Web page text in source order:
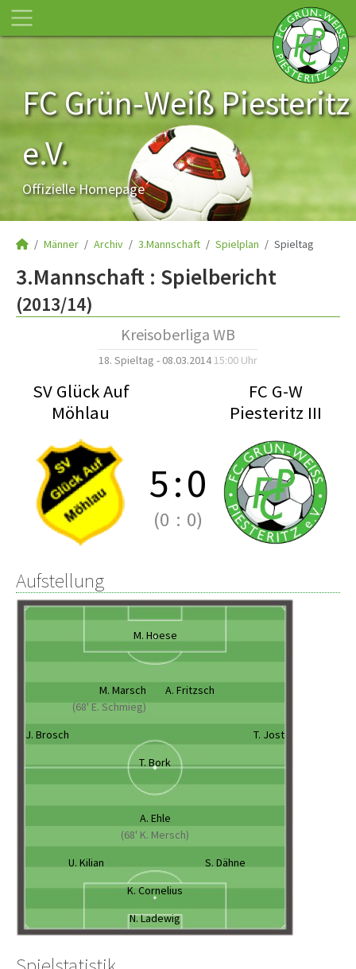
FC Grün-Weiß Piesteritz
e.V.
Offizielle Homepage
Männer Archiv 3.Mannschaft Spielplan Spieltag
3.Mannschaft : Spielbericht
(2013/14)
Kreisoberliga WB
18. Spieltag - 08.03.201415:00 Uhr
SV Glück Auf
Möhlau
FC G-W
Piesteritz III
5:0
(0 : 0)
Aufstellung
M. Hoese
M. Marsch
(68' E. Schmieg)
A. Fritzsch
J. Brosch
T. Jost
T. Bork
A. Ehle
(68' K. Mersch)
U. Kilian
S. Dähne
K. Cornelius
N. Ladewig